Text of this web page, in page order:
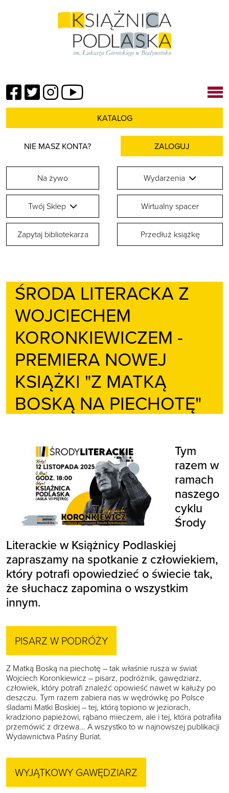
KATALOG
NIE MASZ KONTA? ZALOGUJ
Facebook
TwitterInstagram
YouTube
Na żywo Wydarzenia
Twój Sklep Wirtualny spacer
Zapytaj bibliotekarza Przedłuż książkę
ŚRODA LITERACKA Z
WOJCIECHEM
KORONKIEWICZEM -
PREMIERA NOWEJ
KSIĄŻKI "Z MATKĄ
BOSKĄ NA PIECHOTĘ"
Tym
razem w
ramach
naszego
cyklu
Środy
Literackie w Książnicy Podlaskiej
zapraszamy na spotkanie z człowiekiem,
który potrafi opowiedzieć o świecie tak,
że słuchacz zapomina o wszystkim
innym.
PISARZ W PODRÓŻY
Z Matką Boską na piechotę– tak właśnie rusza w świat
Wojciech Koronkiewicz – pisarz, podróżnik, gawędziarz,
człowiek, który potrafi znaleźć opowieść nawet w kałuży po
deszczu. Tym razem zabiera nas w wędrówkę po Polsce
śladami Matki Boskiej – tej, którą topiono w jeziorach,
kradziono papieżowi, rąbano mieczem, ale i tej, która potrafiła
przemówić z drzewa... A wszystko to w najnowszej publikacji
Wydawnictwa Paśny Buriat.
WYJĄTKOWY GAWĘDZIARZ